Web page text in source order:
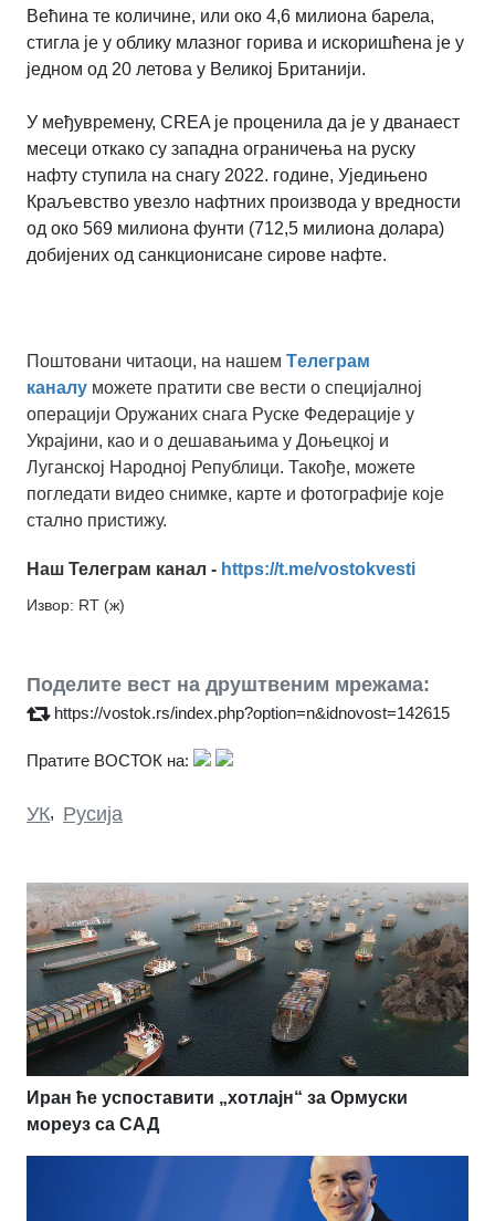
Већина те количине, или око 4,6 милиона барела,
стигла је у облику млазног горива и искоришћена је у
једном од 20 летова у Великој Британији.
У међувремену, CREA је проценила да је у дванаест
месеци откако су западна ограничења на руску
нафту ступила на снагу 2022. године, Уједињено
Краљевство увезло нафтних производа у вредности
од око 569 милиона фунти (712,5 милиона долара)
добијених од санкционисане сирове нафте.
Поштовани читаоци, на нашем Tелеграм
каналу можете пратити све вести о специјалној
операцији Оружаних снага Руске Федерације у
Украјини, као и о дешавањима у Доњецкој и
Луганској Народној Републици. Такође, можете
погледати видео снимке, карте и фотографије које
стално пристижу.
Наш Телеграм канал - https://t.me/vostokvesti
Извор: RT (ж)
Поделите вест на друштвеним мрежама:
https://vostok.rs/index.php?option=n&idnovost=142615
Пратите ВОСТОК на:
УК, Русија
Иран ће успоставити „хотлајн“ за Ормуски
мореуз са САД